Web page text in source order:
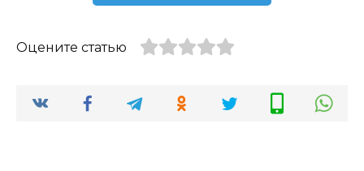
Оцените статью